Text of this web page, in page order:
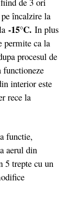
încalzire la
-15°C. In plus
permite ca la
procesul de
interior este
rece la
functie,
aerul din
5 trepte cu un